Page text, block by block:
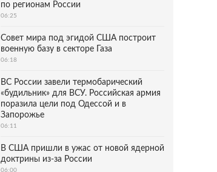
по регионам России
06:25
Совет мира под эгидой США построит
военную базу в секторе Газа
06:18
ВС России завели термобарический
«будильник» для ВСУ. Российская армия
поразила цели под Одессой и в
Запорожье
06:11
В США пришли в ужас от новой ядерной
доктрины из-за России
06:00